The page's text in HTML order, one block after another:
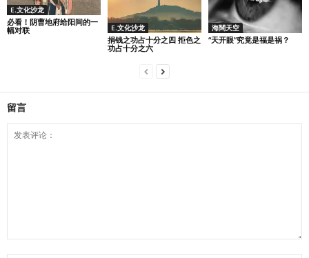
E.文化沙龙
必看！阴曹地府给阳间的一
幅对联
E.文化沙龙
捐钱之功占十分之四 拒色之
功占十分之六
海闊天空
“天开眼”究竟是福是祸？
留言